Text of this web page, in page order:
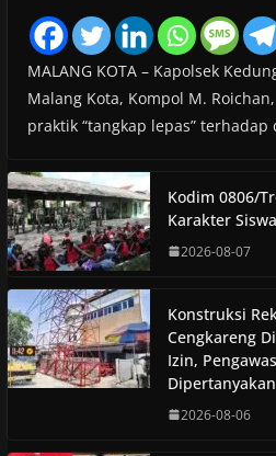
MALANG KOTA – Kapolsek
Malang Kota, Kompol M.
praktik “tangkap lepas”
Kodim 0806/
Karakter
2026-08-07
Konstruksi
Cengkareng
Izin,
Dipertanyakan
2026-08-06